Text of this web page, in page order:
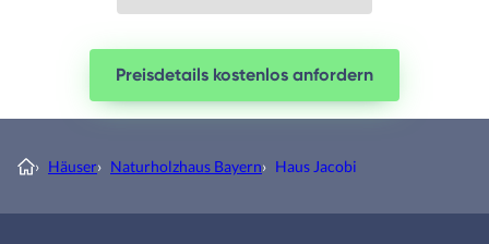
Preisdetails kostenlos anfordern
› Häuser› Naturholzhaus Bayern› Haus Jacobi